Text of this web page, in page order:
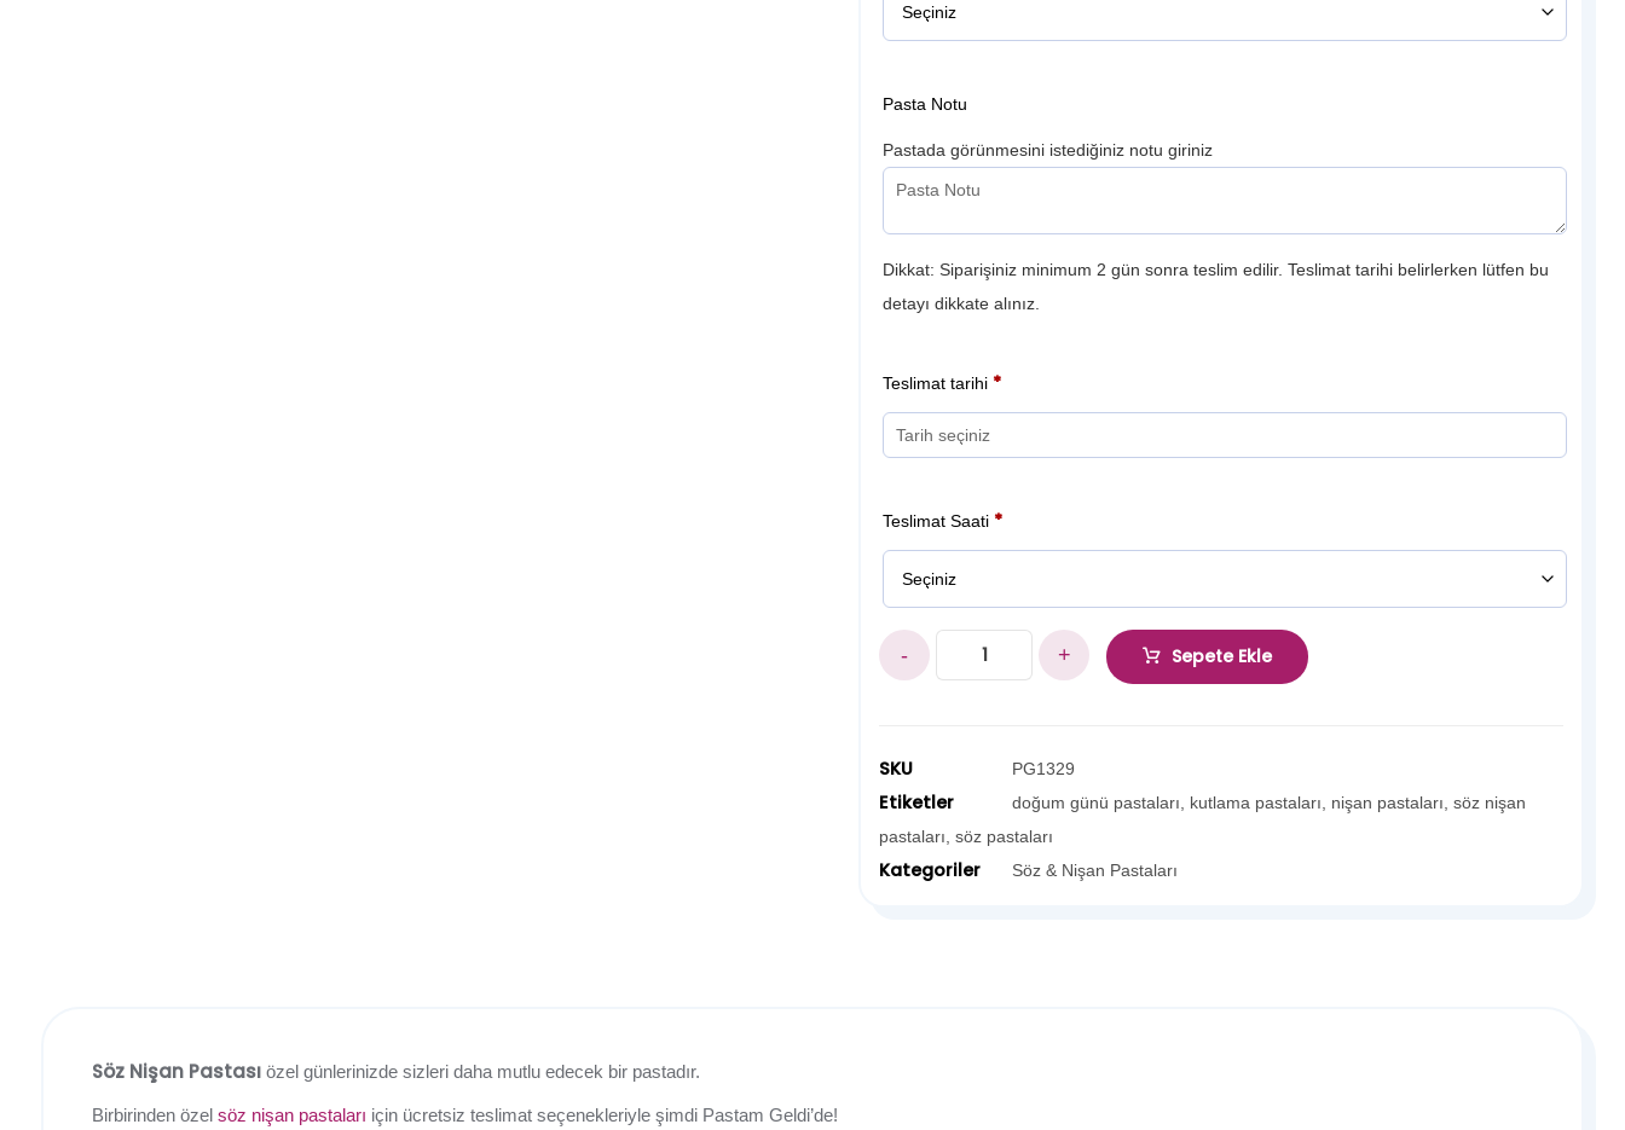
Pasta Notu
Pastada görünmesini istediğiniz notu giriniz
Dikkat: Siparişiniz minimum 2 gün sonra teslim edilir. Teslimat tarihi belirlerken lütfen bu
detayı dikkate alınız.
Teslimat tarihi *
Teslimat Saati *
- + Sepete Ekle
SKU PG1329
Etiketler doğum günü pastaları kutlama pastaları nişan pastaları ,söz nişan
pastaları ,söz pastaları
Kategoriler Söz & Nişan Pastaları
Söz Nişan Pastası özel günlerinizde sizleri daha mutlu edecek bir pastadır.
Birbirinden özel söz nişan pastaları için ücretsiz teslimat seçenekleriyle şimdi Pastam Geldi’de!